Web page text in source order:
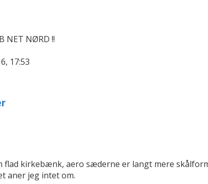
NET NØRD !!
17:53
kirkebænk, aero sæderne er langt mere
aner jeg intet om.